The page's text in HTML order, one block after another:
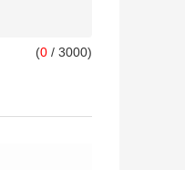
(0 / 3000)